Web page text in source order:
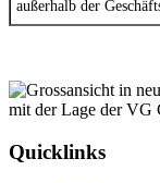
außerhalb der
Quicklinks